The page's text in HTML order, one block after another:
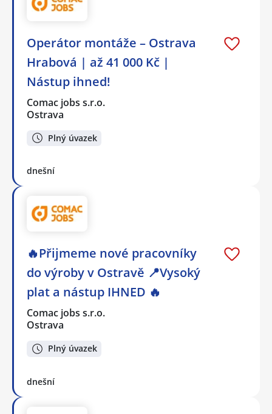
Operátor montáže – Ostrava
Hrabová | až 41 000 Kč |
Nástup ihned!
Comac jobs s.r.o.
Ostrava
Plný úvazek
dnešní
🔥Přijmeme nové pracovníky
do výroby v Ostravě 📍Vysoký
plat a nástup IHNED 🔥
Comac jobs s.r.o.
Ostrava
Plný úvazek
dnešní